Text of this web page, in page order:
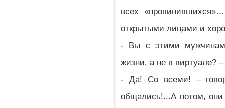
всех
открытыми лицами и
- Вы с этими
жизни, а не в виртуале?
- Да! Со всеми! –
общались!...А потом,